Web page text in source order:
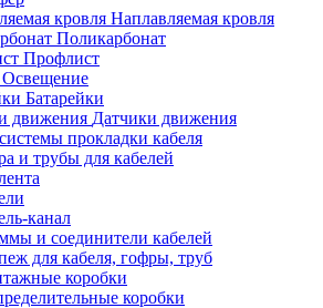
Наплавляемая кровля
Поликарбонат
Профлист
Освещение
Батарейки
Датчики движения
прокладки кабеля
и трубы для кабелей
канал
и соединители кабелей
для кабеля, гофры, труб
коробки
коробки